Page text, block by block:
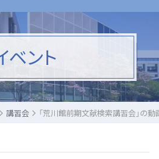
ベント
講習会 「荒川館前期文献検索講習会」の